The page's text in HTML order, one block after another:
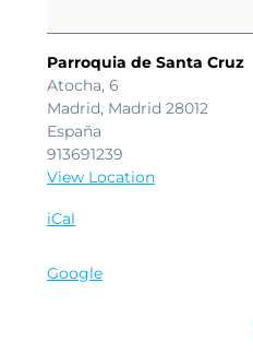
de
Araceli.
Parroquia de Santa Cruz
Atocha, 6
Madrid, Madrid 28012
España
913691239
View Location
iCal
Google